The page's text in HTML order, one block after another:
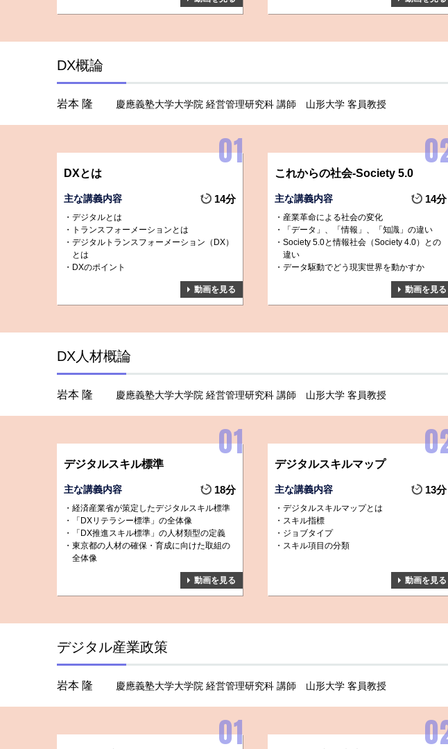
DX概論
岩本 隆 慶應義塾大学大学院 経営管理研究科 講師 山形大学 客員教授
DXとは
主な講義内容 14分
デジタルとは
トランスフォーメーションとは
デジタルトランスフォーメーション（DX）
とは
DXのポイント
動画を見る
これからの社会-Society 5.0
主な講義内容 14分
産業革命による社会の変化
「データ」、「情報」、「知識」の違い
Society 5.0と情報社会（Society 4.0）との
違い
データ駆動でどう現実世界を動かすか
動画を見る
DX人材概論
岩本 隆 慶應義塾大学大学院 経営管理研究科 講師 山形大学 客員教授
デジタルスキル標準
主な講義内容 18分
経済産業省が策定したデジタルスキル標準
「DXリテラシー標準」の全体像
「DX推進スキル標準」の人材類型の定義
東京都の人材の確保・育成に向けた取組の
全体像
動画を見る
デジタルスキルマップ
主な講義内容 13分
デジタルスキルマップとは
スキル指標
ジョブタイプ
スキル項目の分類
動画を見る
デジタル産業政策
岩本 隆 慶應義塾大学大学院 経営管理研究科 講師 山形大学 客員教授